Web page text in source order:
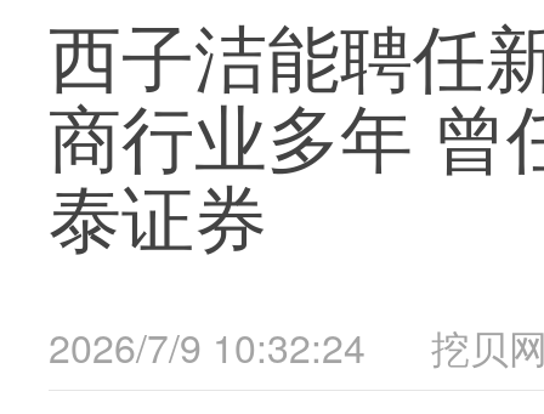
西子洁能聘任
商行业多年 曾
泰证券
2026/7/9 10:32:24 挖贝